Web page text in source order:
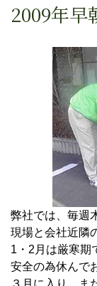
2009年早
弊社では、毎週
現場と会社近隣
1・2月は厳寒期
安全の為休んで
３月に入り、ま